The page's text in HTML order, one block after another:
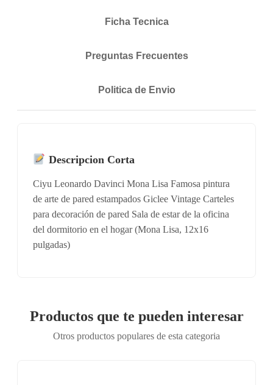
Ficha Tecnica
Preguntas Frecuentes
Politica de Envio
Descripcion Corta
Ciyu Leonardo Davinci Mona Lisa Famosa pintura
de arte de pared estampados Giclee Vintage Carteles
para decoración de pared Sala de estar de la oficina
del dormitorio en el hogar (Mona Lisa, 12x16
pulgadas)
Productos que te pueden interesar
Otros productos populares de esta categoria